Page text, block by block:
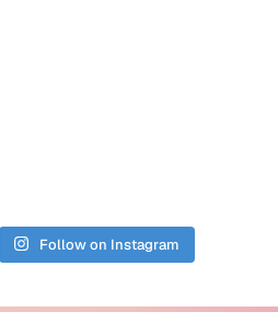
Follow on Instagram